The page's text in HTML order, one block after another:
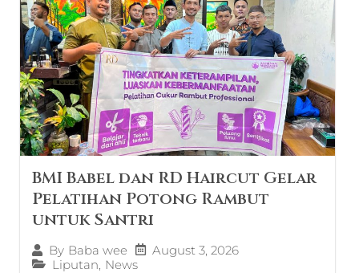
BMI Babel dan RD Haircut Gelar
Pelatihan Potong Rambut
untuk Santri
By Baba wee
August 3, 2026
Liputan, News